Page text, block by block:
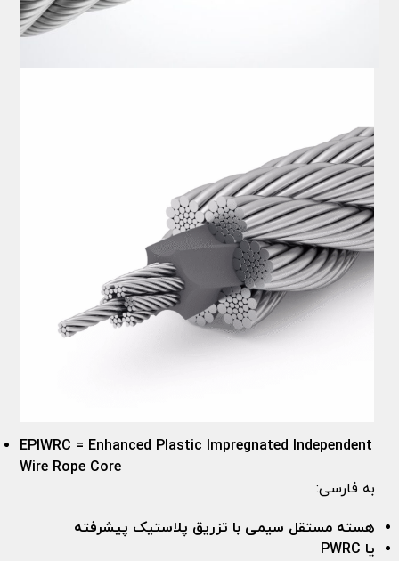
EPIWRC = Enhanced Plastic Impregnated Independent
Wire Rope Core
به فارسی:
هسته مستقل سیمی با تزریق پلاستیک پیشرفته
یا PWRC